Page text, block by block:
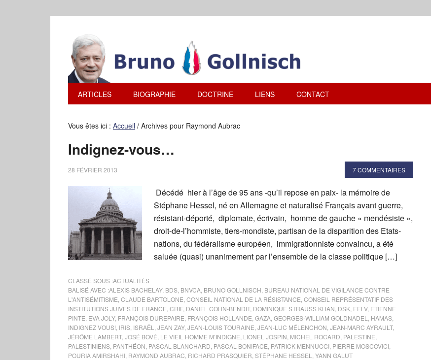
ARTICLES BIOGRAPHIE DOCTRINE LIENS CONTACT
Vous êtes ici : Accueil / Archives pour Raymond Aubrac
Indignez-vous…
28 FÉVRIER 2013 7 COMMENTAIRES
Décédé hier à l’âge de 95 ans -qu’il repose en paix- la mémoire de
Stéphane Hessel, né en Allemagne et naturalisé Français avant guerre,
résistant-déporté, diplomate, écrivain, homme de gauche « mendésiste »,
droit-de-l’hommiste, tiers-mondiste, partisan de la disparition des Etats-
nations, du fédéralisme européen, immigrationniste convaincu, a été
saluée (quasi) unanimement par l’ensemble de la classe politique […]
CLASSÉ SOUS :ACTUALITÉS
BALISÉ AVEC :ALEXIS BACHELAY, BDS BNVCA BRUNO GOLLNISCH BUREAU NATIONAL DE VIGILANCE CONTRE
L'ANTISÉMITISME CLAUDE BARTOLONE CONSEIL NATIONAL DE LA RÉSISTANCE CONSEIL REPRÉSENTATIF DES
INSTITUTIONS JUIVES DE FRANCE CRIF, DANIEL COHN-BENDIT, DOMINIQUE STRAUSS KHAN DSK EELV, ETIENNE
PINTE EVA JOLY, FRANÇOIS DUREPAIRE FRANÇOIS HOLLANDE GAZA GEORGES-WILLIAM GOLDNADEL HAMAS
INDIGNEZ VOUS! IRIS ISRAËL JEAN ZAY, JEAN-LOUIS TOURAINE JEAN-LUC MÉLENCHON JEAN-MARC AYRAULT,
JÉRÔME LAMBERT, JOSÉ BOVÉ LE VIEIL HOMME M’INDIGNE LIONEL JOSPIN MICHEL ROCARD PALESTINE
PALESTINIENS PANTHÉON PASCAL BLANCHARD PASCAL BONIFACE PATRICK MENNUCCI PIERRE MOSCOVICI
POURIA AMIRSHAHI RAYMOND AUBRAC RICHARD PRASQUIER STÉPHANE HESSEL YANN GALUT